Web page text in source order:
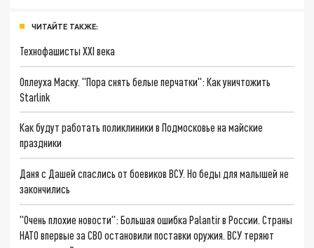
ЧИТАЙТЕ ТАКЖЕ:
Технофашисты XXI века
Оплеуха Маску. "Пора снять белые перчатки": Как уничтожить
Starlink
Как будут работать поликлиники в Подмосковье на майские
праздники
Даня с Дашей спаслись от боевиков ВСУ. Но беды для малышей не
закончились
"Очень плохие новости": Большая ошибка Palantir в России. Страны
НАТО впервые за СВО остановили поставки оружия. ВСУ теряют